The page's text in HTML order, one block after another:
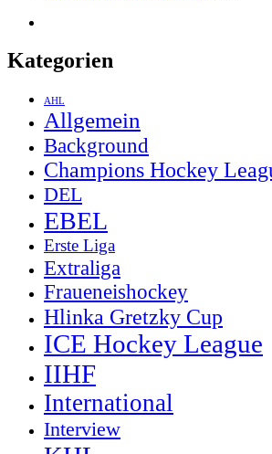
Kategorien
AHL
Allgemein
Background
Champions Hockey
DEL
EBEL
Erste Liga
Extraliga
Fraueneishockey
Hlinka Gretzky Cup
ICE Hockey League
IIHF
International
Interview